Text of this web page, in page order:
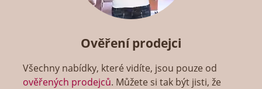
Ověření prodejci
Všechny nabídky, které vidíte, jsou pouze od
ověřených prodejců. Můžete si tak být jisti, že